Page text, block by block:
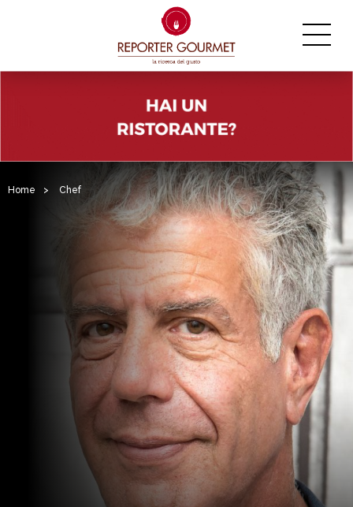
Home > Chef